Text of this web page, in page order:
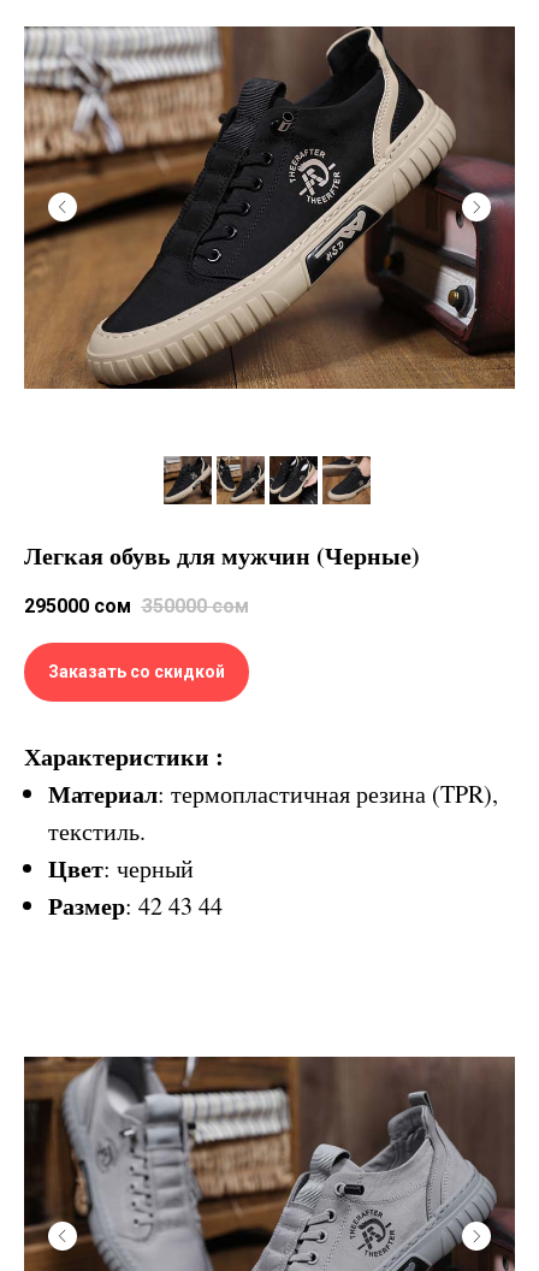
Легкая обувь для мужчин (Черные)
295000 сом 350000 сом
Заказать со скидкой
Характеристики :
Материал: термопластичная резина (TPR),
текстиль.
Цвет: черный
Размер: 42 43 44